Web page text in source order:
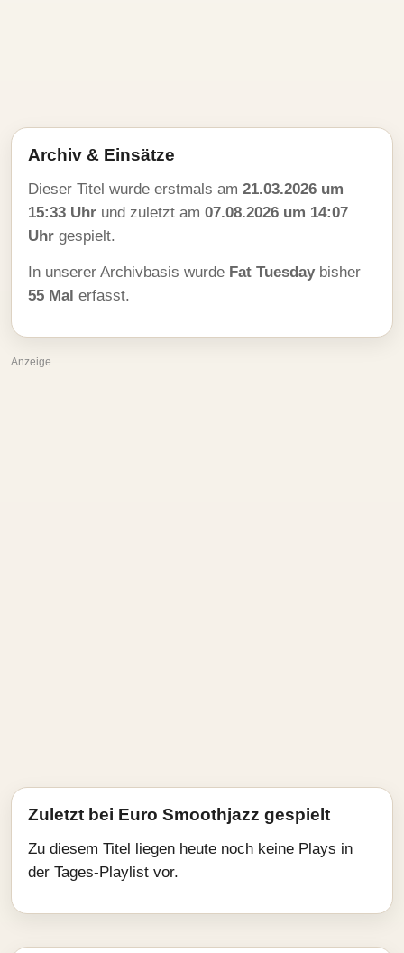
Archiv & Einsätze
Dieser Titel wurde erstmals am 21.03.2026 um
15:33 Uhr und zuletzt am 07.08.2026 um 14:07
Uhr gespielt.
In unserer Archivbasis wurde Fat Tuesdaybisher
55 Mal erfasst.
Anzeige
Zuletzt bei Euro Smoothjazz gespielt
Zu diesem Titel liegen heute noch keine Plays in
der Tages-Playlist vor.